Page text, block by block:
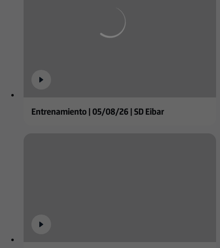
Entrenamiento | 05/08/26 | SD Eibar